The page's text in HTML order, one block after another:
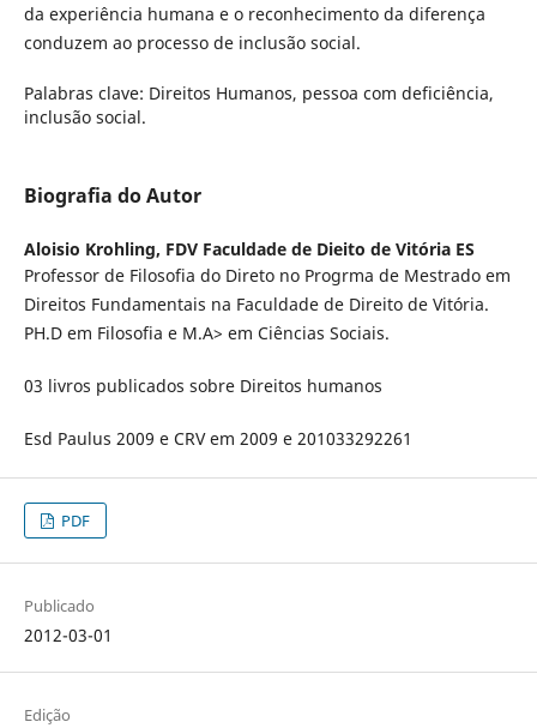
da experiência humana e o reconhecimento da diferença
conduzem ao processo de inclusão social.
Palabras clave: Direitos Humanos, pessoa com deficiência,
inclusão social.
Biografia do Autor
Aloisio Krohling, FDV Faculdade de Dieito de Vitória ES
Professor de Filosofia do Direto no Progrma de Mestrado em
Direitos Fundamentais na Faculdade de Direito de Vitória.
PH.D em Filosofia e M.A> em Ciências Sociais.
03 livros publicados sobre Direitos humanos
Esd Paulus 2009 e CRV em 2009 e 201033292261
PDF
Publicado
2012-03-01
Edição